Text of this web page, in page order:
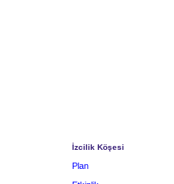
İzcilik Köşesi
Plan